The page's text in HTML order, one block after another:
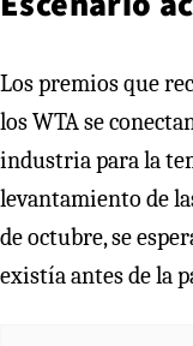
Los premios que
los WTA se
industria para la
levantamiento de
de octubre, se
existía antes de la